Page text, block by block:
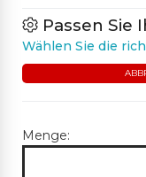
Passen Sie
Wählen Sie die
Menge: